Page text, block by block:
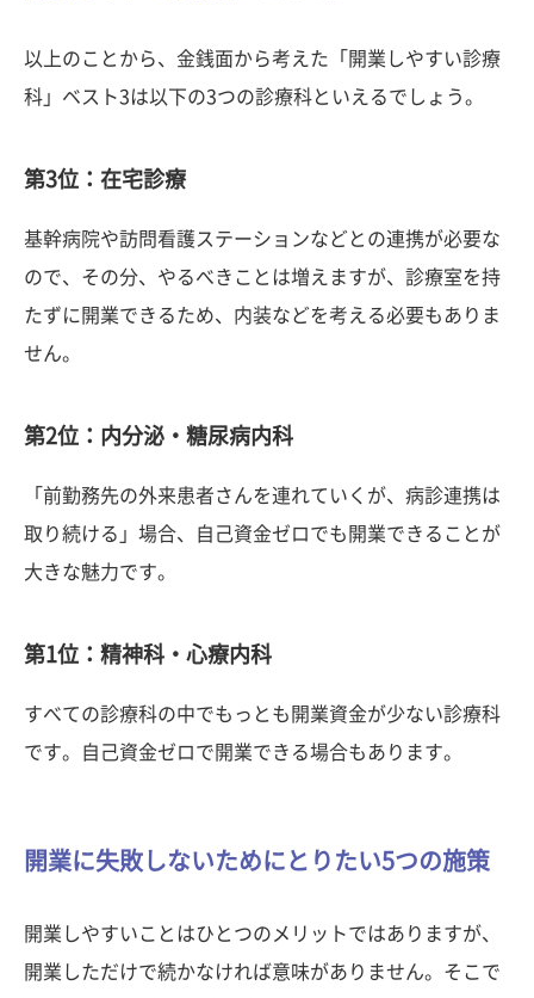
以上のことから、金銭面から考えた「開業しやすい診療
科」ベスト3は以下の3つの診療科といえるでしょう。
第3位：在宅診療
基幹病院や訪問看護ステーションなどとの連携が必要な
ので、その分、やるべきことは増えますが、診療室を持
たずに開業できるため、内装などを考える必要もありま
せん。
第2位：内分泌・糖尿病内科
「前勤務先の外来患者さんを連れていくが、病診連携は
取り続ける」場合、自己資金ゼロでも開業できることが
大きな魅力です。
第1位：精神科・心療内科
すべての診療科の中でもっとも開業資金が少ない診療科
です。自己資金ゼロで開業できる場合もあります。
開業に失敗しないためにとりたい5つの施策
開業しやすいことはひとつのメリットではありますが、
開業しただけで続かなければ意味がありません。そこで